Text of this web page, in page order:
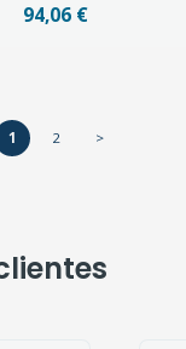
94,06 €
1 2 >